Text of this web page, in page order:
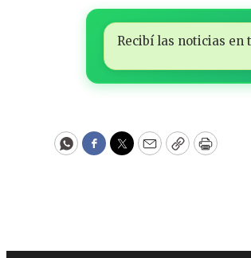
Recibí las noticias en
WhatsApp
Facebook
Twitter
EmailCopyPrint